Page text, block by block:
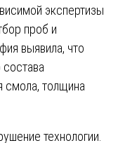
экспертизы
проб и
выявила, что
смола, толщина
технологии.